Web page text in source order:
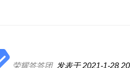
荣耀答答团 发表于 2021-1-28